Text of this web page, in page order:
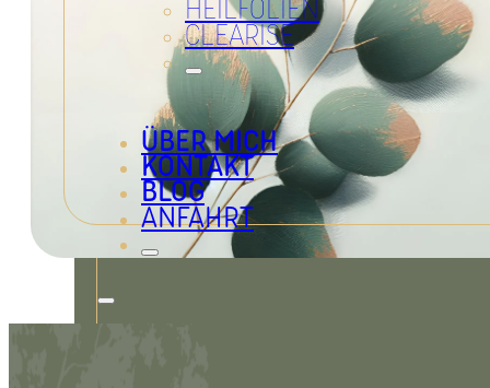
HEILFOLIEN
CLEARISE
ÜBER MICH
KONTAKT
BLOG
ANFAHRT